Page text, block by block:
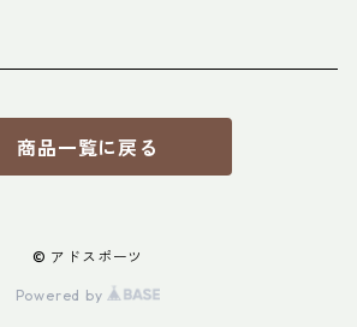
商品一覧に戻る
© アドスポーツ
Powered by